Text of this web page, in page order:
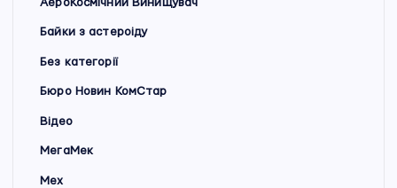
Байки з астероіду
Без категорії
Бюро Новин КомСтар
Відео
МегаМек
Мех